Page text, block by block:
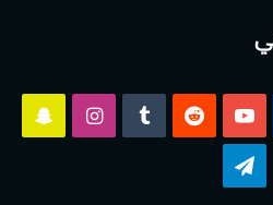
لينكدإن ‫YouTube انستقرام